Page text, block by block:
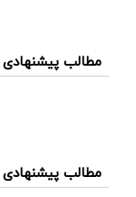
مطالب پیشنهادی
مطالب پیشنهادی